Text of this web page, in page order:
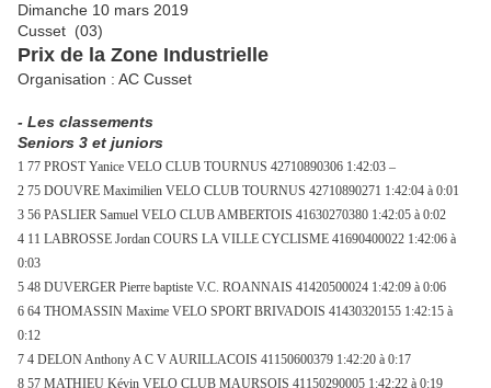
Dimanche 10 mars 2019
Cusset (03)
Prix de la Zone Industrielle
Organisation : AC Cusset
- Les classements
Seniors 3 et juniors
1 77 PROST Yanice VELO CLUB TOURNUS 42710890306 1:42:03 –
2 75 DOUVRE Maximilien VELO CLUB TOURNUS 42710890271 1:42:04 à 0:01
3 56 PASLIER Samuel VELO CLUB AMBERTOIS 41630270380 1:42:05 à 0:02
4 11 LABROSSE Jordan COURS LA VILLE CYCLISME 41690400022 1:42:06 à
0:03
5 48 DUVERGER Pierre baptiste V.C. ROANNAIS 41420500024 1:42:09 à 0:06
6 64 THOMASSIN Maxime VELO SPORT BRIVADOIS 41430320155 1:42:15 à
0:12
7 4 DELON Anthony A C V AURILLACOIS 41150600379 1:42:20 à 0:17
8 57 MATHIEU Kévin VELO CLUB MAURSOIS 41150290005 1:42:22 à 0:19